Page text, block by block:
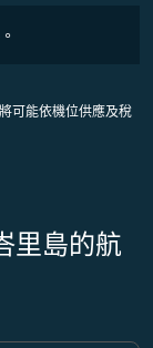
可能依機位供應及稅
里島的航